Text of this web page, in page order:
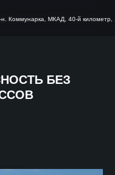
н. Коммунарка, МКАД, 40-й километр,
БЕЗ